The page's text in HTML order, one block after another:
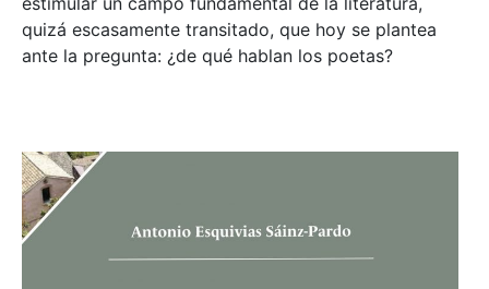
quizá escasamente transitado, que hoy se plantea
ante la pregunta: ¿de qué hablan los poetas?